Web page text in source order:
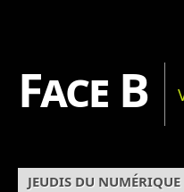
Face B
JEUDIS DU NUMÉRIQUE